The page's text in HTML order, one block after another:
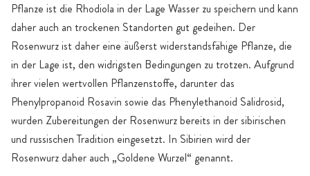
Pflanze ist die Rhodiola in der Lage Wasser zu speichern und kann
daher auch an trockenen Standorten gut gedeihen. Der
Rosenwurz ist daher eine äußerst widerstandsfähige Pflanze, die
in der Lage ist, den widrigsten Bedingungen zu trotzen. Aufgrund
ihrer vielen wertvollen Pflanzenstoffe, darunter das
Phenylpropanoid Rosavin sowie das Phenylethanoid Salidrosid,
wurden Zubereitungen der Rosenwurz bereits in der sibirischen
und russischen Tradition eingesetzt. In Sibirien wird der
Rosenwurz daher auch „Goldene Wurzel“ genannt.